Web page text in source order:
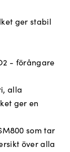
ger stabil
- förångare
alla
ger en
som tar
över alla